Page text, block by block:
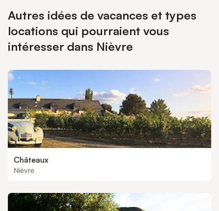
Autres idées de vacances et types
locations qui pourraient vous
intéresser dans Nièvre
Châteaux
Nièvre